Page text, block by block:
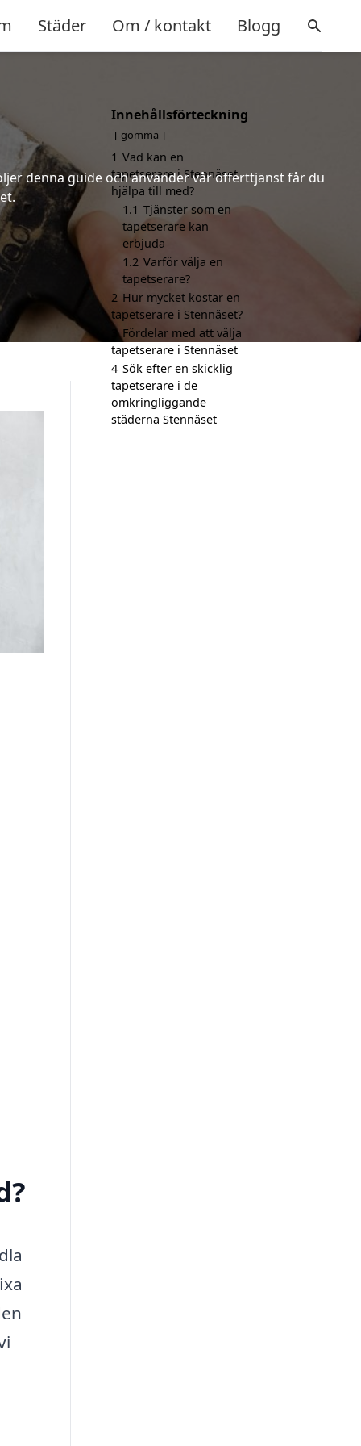
Städer Om / kontakt Blogg
denna guide och använder vår offerttjänst får du
Innehållsförteckning
gömma
1 Vad kan en
tapetserare i Stennäset
hjälpa till med?
1.1 Tjänster som en
tapetserare kan
erbjuda
1.2 Varför välja en
tapetserare?
2 Hur mycket kostar en
tapetserare i Stennäset?
3 Fördelar med att välja
tapetserare i Stennäset
4 Sök efter en skicklig
tapetserare i de
omkringliggande
städerna Stennäset